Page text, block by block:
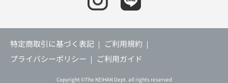
特定商取引に基づく表記
ご利用規約
プライバシーポリシー
ご利用ガイド
Copyright ©The KEIHAN Dept. all rights reserved